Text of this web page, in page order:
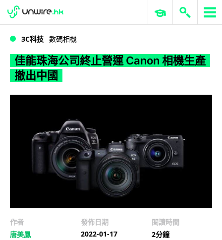
WWDC 2026 ERP 與商業 AI
3C科技 數碼相機
佳能珠海公司終止營運 Canon 相機生產
撤出中國
作者
唐美鳳
發佈日期
2022-01-17
閱讀時間
2分鐘